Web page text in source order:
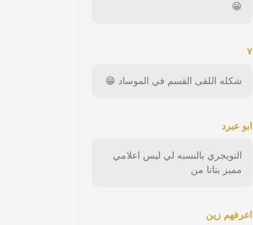
😁
٧
شكله اللقى القسم في الموساد 😁
ابو عبرد
التويجري بالنسبه لي ليس اعلامي
مميز بتاتا من
اعرفهم زين